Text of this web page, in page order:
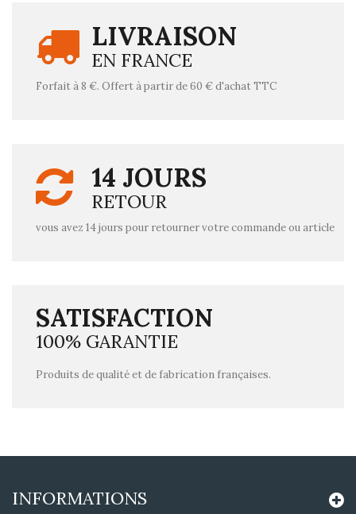
LIVRAISON
EN FRANCE
Forfait à 8 €. Offert à partir de 60 € d'achat TTC
14 JOURS
RETOUR
vous avez 14 jours pour retourner votre commande ou article
SATISFACTION
100% GARANTIE
Produits de qualité et de fabrication françaises.
INFORMATIONS